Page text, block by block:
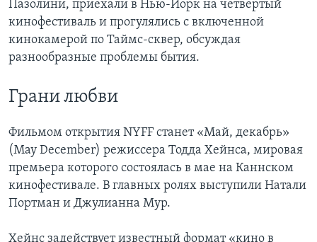
Пазолини, приехали в Нью-Йорк на четвертый
кинофестиваль и прогулялись с включенной
кинокамерой по Таймс-сквер, обсуждая
разнообразные проблемы бытия.
Грани любви
Фильмом открытия NYFF станет «Май, декабрь»
(May December) режиссера Тодда Хейнса, мировая
премьера которого состоялась в мае на Каннском
кинофестивале. В главных ролях выступили Натали
Портман и Джулианна Мур.
Хейнс задействует известный формат «кино в